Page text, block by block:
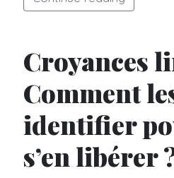
Croyances
Comment
identifier
s’en libérer